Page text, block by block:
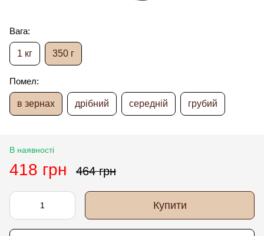
Вага:
1 кг 350 г
Помел:
в зернах дрібний середній грубий
В наявності
418 грн 464 грн
Купити